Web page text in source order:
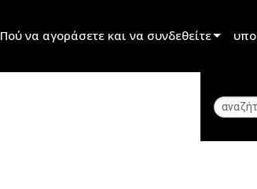
Πού να αγοράσετε και να συνδεθείτε